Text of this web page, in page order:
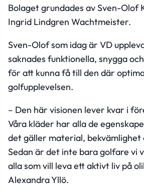
Bolaget grundades av Sven-Olof
Ingrid Lindgren Wachtmeister.
Sven-Olof som idag är VD
saknades funktionella, snygga
för att kunna få till den där
golfupplevelsen.
– Den här visionen lever kvar i
Våra kläder har alla de
det gäller material, bekvämlighet
Sedan är det inte bara golfare vi
alla som vill leva ett aktivt liv på
Alexandra Yllö.